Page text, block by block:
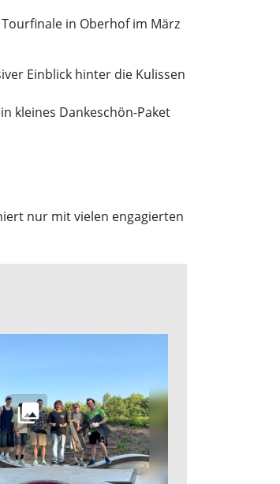
in Oberhof im März
Einblick hinter die Kulissen
kleines Dankeschön-Paket
nur mit vielen engagierten